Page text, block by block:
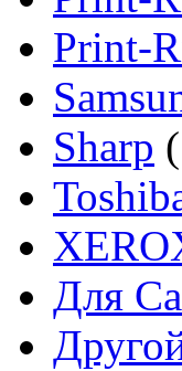
Print-
Sharp
Для